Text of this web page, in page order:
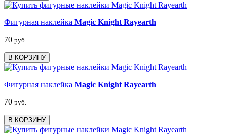
Фигурная наклейка Magic Knight Rayearth
70 руб.
В КОРЗИНУ
Фигурная наклейка Magic Knight Rayearth
70 руб.
В КОРЗИНУ